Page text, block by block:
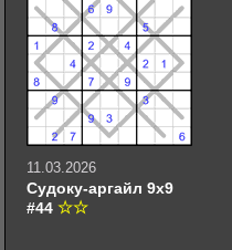
11.03.2026
Судоку-аргайл 9х9
#44